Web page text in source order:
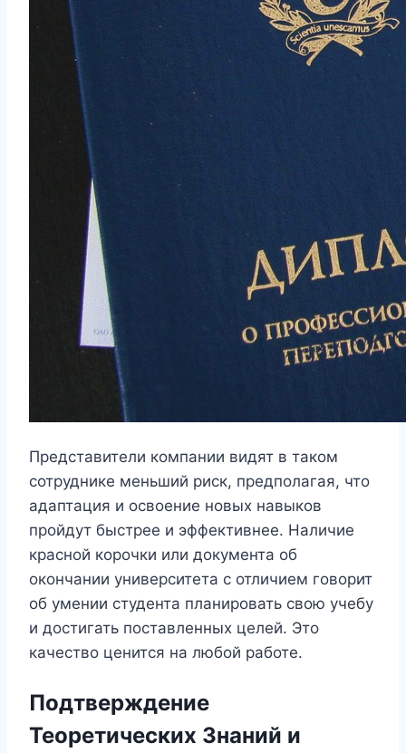
Представители компании видят в таком
сотруднике меньший риск, предполагая, что
адаптация и освоение новых навыков
пройдут быстрее и эффективнее. Наличие
красной корочки или документа об
окончании университета с отличием говорит
об умении студента планировать свою учебу
и достигать поставленных целей. Это
качество ценится на любой работе.
Подтверждение
Теоретических Знаний и